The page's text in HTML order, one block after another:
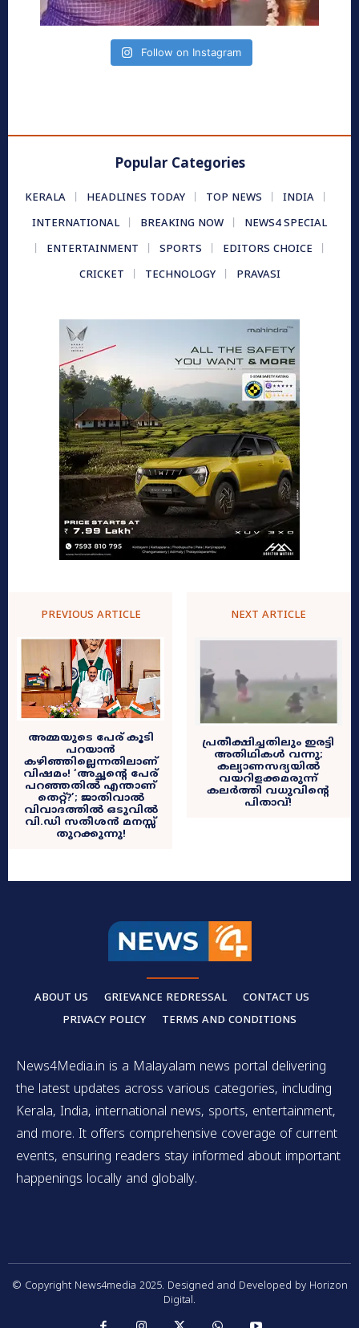
Follow on Instagram
Popular Categories
KERALA HEADLINES TODAY TOP NEWS
INDIA
INTERNATIONAL
BREAKING NOW
NEWS4 SPECIAL
ENTERTAINMENT
SPORTS
EDITORS CHOICE
CRICKET
TECHNOLOGY PRAVASI
PREVIOUS ARTICLE
അമ്മയുടെ പേര് കൂടി
പറയാൻ
കഴിഞ്ഞില്ലെന്നതിലാണ്
വിഷമം! ​‘അച്ഛന്റെ പേര്
പറഞ്ഞതിൽ എന്താണ്
തെറ്റ്?’; ജാതിവാൽ
വിവാദത്തിൽ ഒടുവിൽ
വി.ഡി സതീശൻ മനസ്സ്
തുറക്കുന്നു!
NEXT ARTICLE
പ്രതീക്ഷിച്ചതിലും ഇരട്ടി
അതിഥികൾ വന്നു;
കല്യാണസദ്യയിൽ
വയറിളക്കമരുന്ന്
കലർത്തി വധുവിന്റെ
പിതാവ്!
ABOUT US GRIEVANCE REDRESSAL
CONTACT US
PRIVACY POLICY
TERMS AND CONDITIONS
News4Media.in is a Malayalam news portal delivering
the latest updates across various categories, including
Kerala, India, international news, sports, entertainment,
and more. It offers comprehensive coverage of current
events, ensuring readers stay informed about important
happenings locally and globally.
© Copyright News4media 2025. Designed and Developed by Horizon
Digital.